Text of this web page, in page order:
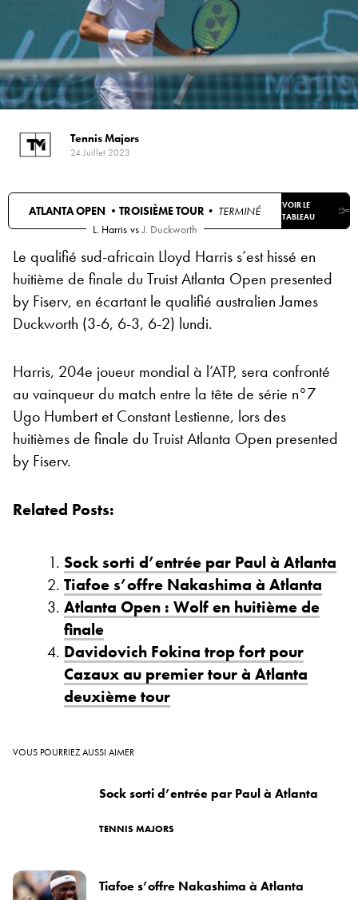
Tennis Majors
24 Juillet 2023
ATLANTA OPEN •TROISIÈME TOUR • TERMINÉ
VOIR LE
TABLEAU
L. Harris vs J. Duckworth
Le qualifié sud-africain Lloyd Harris s’est hissé en
huitième de finale du Truist Atlanta Open presented
by Fiserv, en écartant le qualifié australien James
Duckworth (3-6, 6-3, 6-2) lundi.
Harris, 204e joueur mondial à l’ATP, sera confronté
au vainqueur du match entre la tête de série n°7
Ugo Humbert et Constant Lestienne, lors des
huitièmes de finale du Truist Atlanta Open presented
by Fiserv.
Related Posts:
Sock sorti d’entrée par Paul à Atlanta
Tiafoe s’offre Nakashima à Atlanta
Atlanta Open : Wolf en huitième de
finale
Davidovich Fokina trop fort pour
Cazaux au premier tour à Atlanta
deuxième tour
VOUS POURRIEZ AUSSI AIMER
Sock sorti d’entrée par Paul à Atlanta
TENNIS MAJORS
Tiafoe s’offre Nakashima à Atlanta